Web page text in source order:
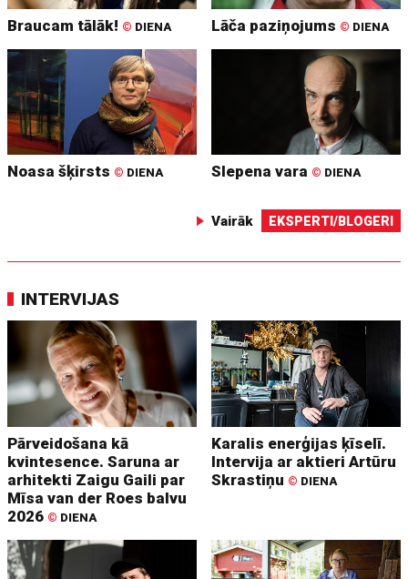
Braucam tālāk! © DIENA Lāča paziņojums © DIENA
Noasa šķirsts © DIENA Slepena vara © DIENA
Vairāk EKSPERTI/BLOGERI
INTERVIJAS
Pārveidošana kā
kvintesence. Saruna ar
arhitekti Zaigu Gaili par
Mīsa van der Roes balvu
2026 © DIENA
Karalis enerģijas ķīselī.
Intervija ar aktieri Artūru
Skrastiņu © DIENA